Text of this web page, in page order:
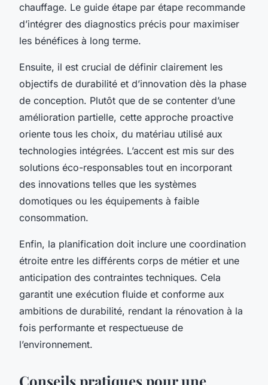
chauffage. Le guide étape par étape recommande
d’intégrer des diagnostics précis pour maximiser
les bénéfices à long terme.
Ensuite, il est crucial de définir clairement les
objectifs de durabilité et d’innovation dès la phase
de conception. Plutôt que de se contenter d’une
amélioration partielle, cette approche proactive
oriente tous les choix, du matériau utilisé aux
technologies intégrées. L’accent est mis sur des
solutions éco-responsables tout en incorporant
des innovations telles que les systèmes
domotiques ou les équipements à faible
consommation.
Enfin, la planification doit inclure une coordination
étroite entre les différents corps de métier et une
anticipation des contraintes techniques. Cela
garantit une exécution fluide et conforme aux
ambitions de durabilité, rendant la rénovation à la
fois performante et respectueuse de
l’environnement.
Conseils pratiques pour une